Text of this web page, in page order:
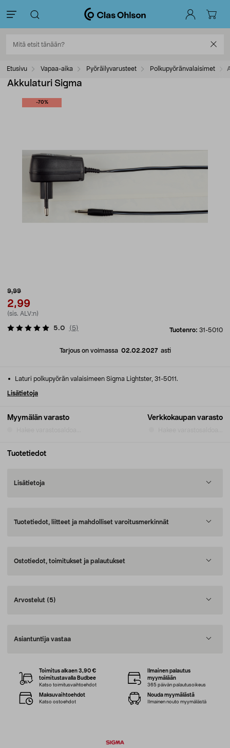
Etusivu Vapaa-aika Pyöräilyvarusteet Polkupyöränvalaisimet
Akkulaturi Sigma
-70%
9,99
2,99
(sis. ALV:n)
Tuotenro: 31-5010
5.0 ( 5)
Tarjous on voimassa 02.02.2027asti
Myymälän varasto Verkkokaupan varasto
Laturi polkupyörän valaisimeen Sigma Lightster, 31-5011.
Lisätietoja
Tuotetiedot
Lisätietoja
Tuotetiedot, liitteet ja mahdolliset varoitusmerkinnät
Ostotiedot, toimitukset ja palautukset
Arvostelut (5)
Asiantuntija vastaa
Toimitus alkaen 3,90 €
toimitustavalla Budbee
Katso toimitusvaihtoehdot
Ilmainen palautus
myymälään
365 päivän palautusoikeus
Maksuvaihtoehdot
Katso ostoehdot
Nouda myymälästä
Ilmainen nouto myymälästä